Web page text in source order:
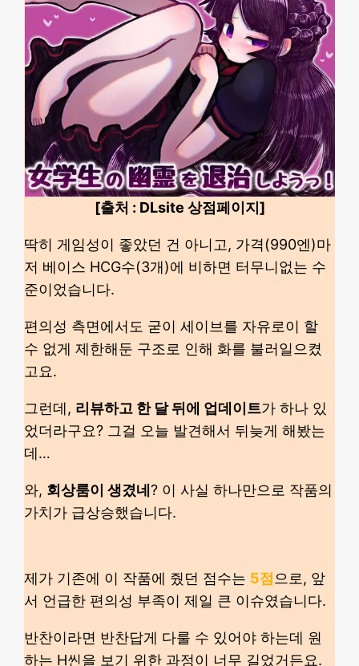
[출처 : DLsite 상점페이지]
딱히 게임성이 좋았던 건 아니고, 가격(990엔)마
저 베이스 HCG수(3개)에 비하면 터무니없는 수
준이었습니다.
편의성 측면에서도 굳이 세이브를 자유로이 할
수 없게 제한해둔 구조로 인해 화를 불러일으켰
고요.
그런데, 리뷰하고 한 달 뒤에 업데이트가 하나 있
었더라구요? 그걸 오늘 발견해서 뒤늦게 해봤는
데…
와, 회상룸이 생겼네? 이 사실 하나만으로 작품의
가치가 급상승했습니다.
제가 기존에 이 작품에 줬던 점수는 5점 으로, 앞
서 언급한 편의성 부족이 제일 큰 이슈였습니다.
반찬이라면 반찬답게 다룰 수 있어야 하는데 원
하는 H씬을 보기 위한 과정이 너무 길었거든요.